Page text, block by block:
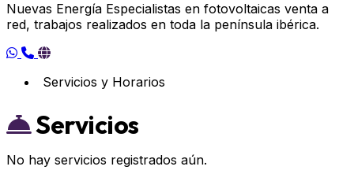
Nuevas Energía Especialistas en fotovoltaicas venta a
red, trabajos realizados en toda la península ibérica.
Servicios y Horarios
Servicios
No hay servicios registrados aún.